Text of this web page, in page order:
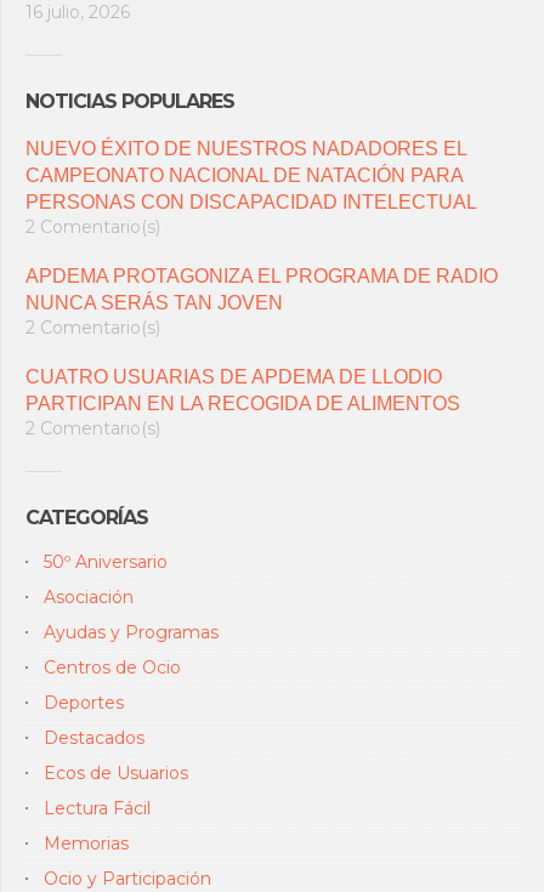
16 julio, 2026
NOTICIAS POPULARES
NUEVO ÉXITO DE NUESTROS NADADORES EL
CAMPEONATO NACIONAL DE NATACIÓN PARA
PERSONAS CON DISCAPACIDAD INTELECTUAL
2 Comentario(s)
APDEMA PROTAGONIZA EL PROGRAMA DE RADIO
NUNCA SERÁS TAN JOVEN
2 Comentario(s)
CUATRO USUARIAS DE APDEMA DE LLODIO
PARTICIPAN EN LA RECOGIDA DE ALIMENTOS
2 Comentario(s)
CATEGORÍAS
50º Aniversario
Asociación
Ayudas y Programas
Centros de Ocio
Deportes
Destacados
Ecos de Usuarios
Lectura Fácil
Memorias
Ocio y Participación